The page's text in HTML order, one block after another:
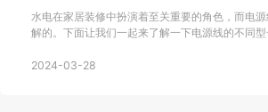
水电在家居装修中扮演着至关重要的角色，而电
解的。下面让我们一起来了解一下电源线的不同型号，希
同轴电缆。 KVV：这种电缆采用聚氯乙烯
2024-03-28